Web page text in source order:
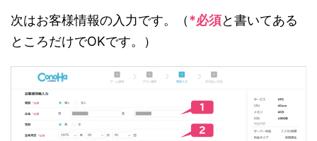
次はお客様情報の入力です。（*必須と書いてある
ところだけでOKです。）